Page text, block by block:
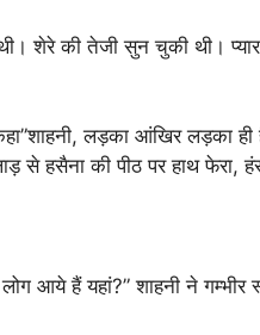
शेरे की तेजी सुन चुकी थी।
लड़का आंखिर लड़का
से हसैना की पीठ पर हाथ फेरा,
आये हैं यहां?” शाहनी ने गम्भीर